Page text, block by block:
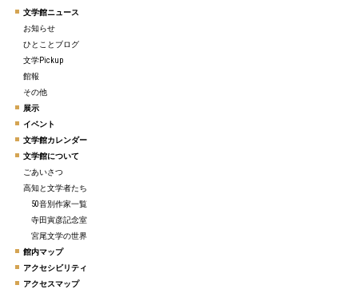
文学館ニュース
お知らせ
ひとことブログ
文学Pickup
館報
その他
展示
イベント
文学館カレンダー
文学館について
ごあいさつ
高知と文学者たち
50音別作家一覧
寺田寅彦記念室
宮尾文学の世界
館内マップ
アクセシビリティ
アクセスマップ